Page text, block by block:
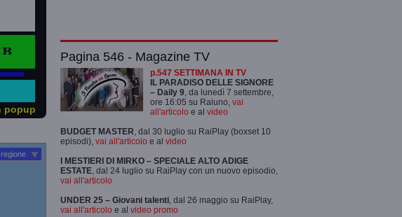
popup
Pagina 546 - Magazine TV
p.547 SETTIMANA IN TV
IL PARADISO DELLE SIGNORE
– Daily 9, da lunedì 7 settembre,
ore 16:05 su Raiuno, vai
all'articolo e al video
BUDGET MASTER, dal 30 luglio su RaiPlay (boxset 10
episodi), vai all'articolo e al video
I MESTIERI DI MIRKO – SPECIALE ALTO ADIGE
ESTATE, dal 24 luglio su RaiPlay con un nuovo episodio,
vai all'articolo
UNDER 25 – Giovani talenti, dal 26 maggio su RaiPlay,
vai all'articolo e al video promo